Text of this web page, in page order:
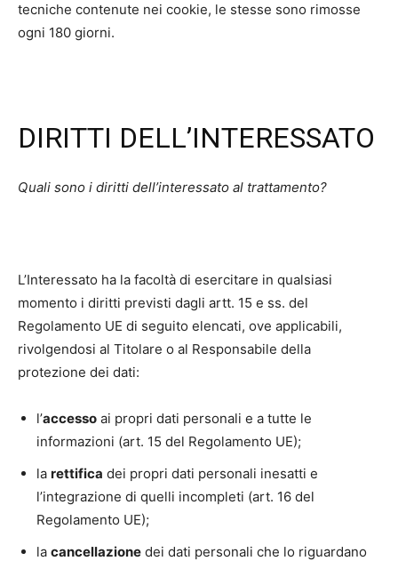
tecniche contenute nei cookie, le stesse sono rimosse
ogni 180 giorni.
DIRITTI DELL’INTERESSATO
Quali sono i diritti dell’interessato al trattamento?
L’Interessato ha la facoltà di esercitare in qualsiasi
momento i diritti previsti dagli artt. 15 e ss. del
Regolamento UE di seguito elencati, ove applicabili,
rivolgendosi al Titolare o al Responsabile della
protezione dei dati:
l’accesso ai propri dati personali e a tutte le
informazioni (art. 15 del Regolamento UE);
la rettifica dei propri dati personali inesatti e
l’integrazione di quelli incompleti (art. 16 del
Regolamento UE);
la cancellazione dei dati personali che lo riguardano